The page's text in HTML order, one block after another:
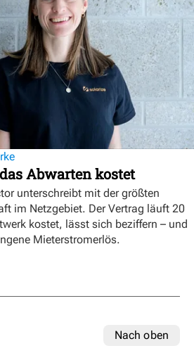
Abwarten kostet
unterschreibt mit der größten
im Netzgebiet. Der Vertrag läuft 20
kostet, lässt sich beziffern – und
Mieterstromerlös.
Nach oben